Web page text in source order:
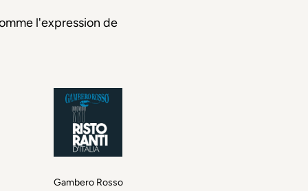
l'expression de
Gambero Rosso